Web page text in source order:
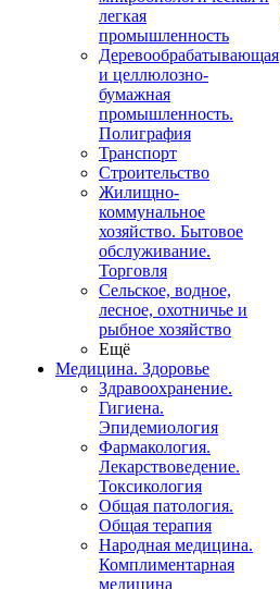
легкая
промышленность
Деревообрабатывающая
и целлюлозно-
бумажная
промышленность.
Полиграфия
Транспорт
Строительство
Жилищно-
коммунальное
хозяйство. Бытовое
обслуживание.
Торговля
Сельское, водное,
лесное, охотничье и
рыбное хозяйство
Ещё
Медицина. Здоровье
Здравоохранение.
Гигиена.
Эпидемиология
Фармакология.
Лекарствоведение.
Токсикология
Общая патология.
Общая терапия
Народная медицина.
Комплиментарная
медицина